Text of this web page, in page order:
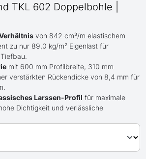
TKL 602 Doppelbohle |
von 842 cm³/m elastischem
zu nur 89,0 kg/m² Eigenlast für
mit 600 mm Profilbreite, 310 mm
verstärkten Rückendicke von 8,4 mm für
Larssen-Profil für maximale
Dichtigkeit und verlässliche